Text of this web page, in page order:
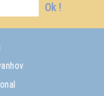
Ok !